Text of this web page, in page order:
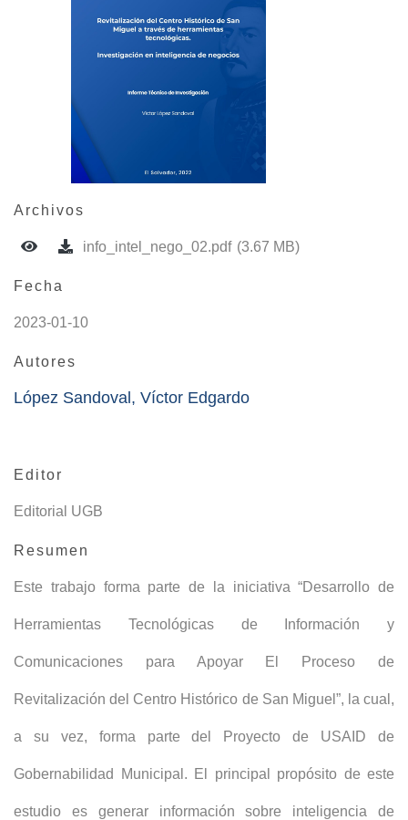
Archivos
info_intel_nego_02.pdf (3.67 MB)
Fecha
2023-01-10
Autores
López Sandoval, Víctor Edgardo
Editor
Editorial UGB
Resumen
Este trabajo forma parte de la iniciativa “Desarrollo de
Herramientas Tecnológicas de Información y
Comunicaciones para Apoyar El Proceso de
Revitalización del Centro Histórico de San Miguel”, la cual,
a su vez, forma parte del Proyecto de USAID de
Gobernabilidad Municipal. El principal propósito de este
estudio es generar información sobre inteligencia de